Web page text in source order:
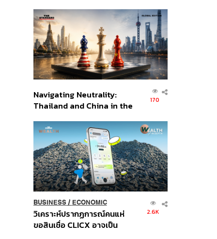
ส่วนยุทธศาสตร์ไทย –
อินโดนีเซีย
Navigating Neutrality:
Thailand and China in the
Order
170
BUSINESS/ ECONOMIC
วิเคราะห์ปรากฏการณ์คนแห่
ขอสินเชื่อ CLICX อาจเป็น
2.6K